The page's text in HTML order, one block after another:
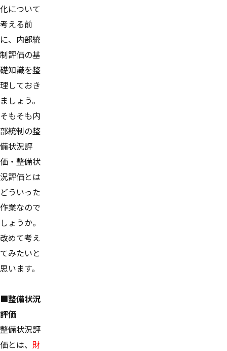
化について
考える前
に、内部統
制評価の基
礎知識を整
理しておき
ましょう。
そもそも内
部統制の整
備状況評
価・整備状
況評価とは
どういった
作業なので
しょうか。
改めて考え
てみたいと
思います。
■整備状況
評価
整備状況評
価とは、 財